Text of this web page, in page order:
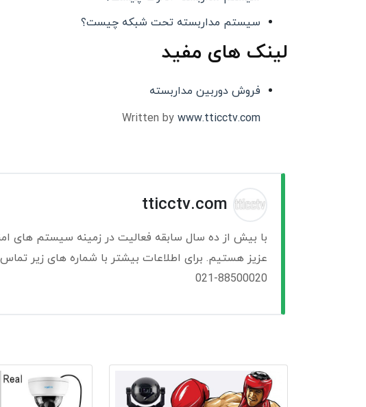
سیستم مداربسته تحت شبکه چیست؟
لینک های مفید
فروش دوربین مداربسته
Written by www.tticctv.com
tticctv.com
با بیش از ده سال سابقه فعالیت در زمینه سیستم های
عزیز هستیم. برای اطلاعات بیشتر با شماره های زیر تماس
021-88500020